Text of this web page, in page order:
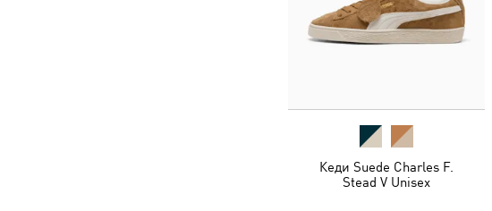
Кеди Suede Charles F.
Stead V Unisex